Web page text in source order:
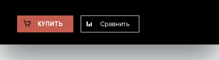
КУПИТЬ Сравнить